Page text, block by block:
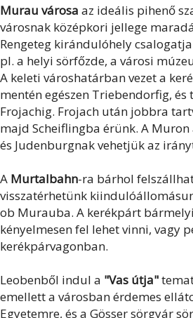
Murau városa az ideális pihenő
városnak középkori jellege
Rengeteg kirándulóhely
pl. a helyi sörfőzde, a városi
A keleti városhatárban vezet a
mentén egészen Triebendorfig,
Frojachig. Frojach után jobbra
majd Scheiflingba érünk. A
és Judenburgnak vehetjük az
A Murtalbahn-ra bárhol
visszatérhetünk
ob Murauba. A kerékpárt
kényelmesen fel lehet vinni, vagy
kerékpárvagonban.
Leobenből indul a "Vas útja"
emellett a városban érdemes
Egyetemre, és a Gösser sörgyár